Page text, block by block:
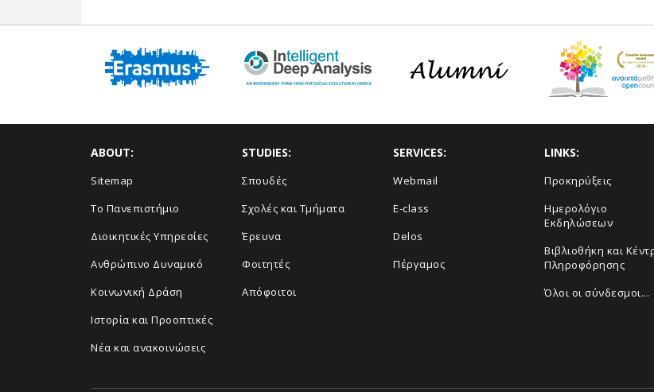
ABOUT:
Sitemap
Το Πανεπιστήμιο
Διοικητικές Υπηρεσίες
Ανθρώπινο Δυναμικό
Κοινωνική Δράση
Ιστορία και Προοπτικές
Νέα και ανακοινώσεις
STUDIES:
Σπουδές
Σχολές και Τμήματα
Έρευνα
Φοιτητές
Απόφοιτοι
SERVICES:
Webmail
E-class
Delos
Πέργαμος
LINKS:
Προκηρύξεις
Ημερολόγιο
Εκδηλώσεων
Βιβλιοθήκη και
Πληροφόρησης
Όλοι οι σύνδεσμοι...